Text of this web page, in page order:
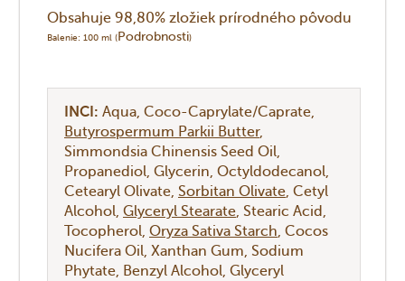
Obsahuje 98,80% zložiek prírodného pôvodu
Balenie: 100 ml (Podrobnosti)
INCI: Aqua Coco-Caprylate/Caprate
Butyrospermum Parkii Butter
Simmondsia Chinensis Seed Oil
Propanediol Glycerin Octyldodecanol
Cetearyl Olivate Sorbitan Olivate Cetyl
Alcohol Glyceryl Stearate Stearic Acid
Tocopherol Oryza Sativa Starch Cocos
Nucifera Oil Xanthan Gum Sodium
Phytate Benzyl Alcohol Glyceryl